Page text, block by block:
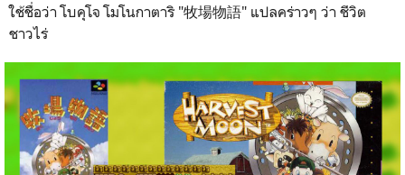
ใช้ชื่อว่า โบคุโจ โมโนกาตาริ "牧場物語" แปลคร่าวๆ ว่า ชีวิต
ชาวไร่